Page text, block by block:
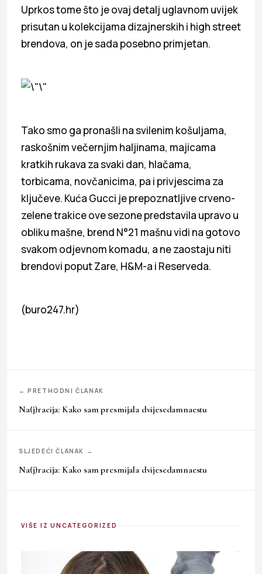
Uprkos tome što je ovaj detalj uglavnom uvijek
prisutan u kolekcijama dizajnerskih i high street
brendova, on je sada posebno primjetan.
Tako smo ga pronašli na svilenim košuljama,
raskošnim večernjim haljinama, majicama
kratkih rukava za svaki dan, hlačama,
torbicama, novčanicima, pa i privjescima za
ključeve. Kuća Gucci je prepoznatljive crveno-
zelene trakice ove sezone predstavila upravo u
obliku mašne, brend N°21 mašnu vidi na gotovo
svakom odjevnom komadu, a ne zaostaju niti
brendovi poput Zare, H&M-a i Reserveda.
(buro247.hr)
← PRETHODNI ČLANAK
Na(j)racija: Kako sam presmijala dvijesedamnaestu
SLJEDEĆI ČLANAK →
Na(j)racija: Kako sam presmijala dvijesedamnaestu
VIŠE IZ UNCATEGORIZED